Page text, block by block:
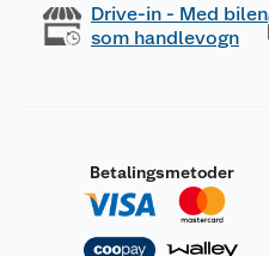
Drive-in - Med bilen
som handlevogn
Betalingsmetoder